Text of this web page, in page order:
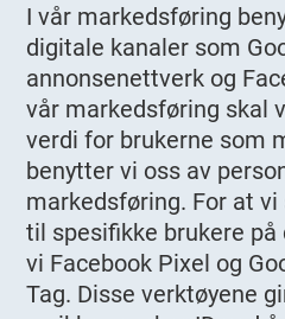
I vår markedsføring
digitale kanaler som
annonsenettverk og
vår markedsføring skal
verdi for brukerne som
benytter vi oss av
markedsføring. For at
til spesifikke brukere
vi Facebook Pixel og
Tag. Disse verktøyene